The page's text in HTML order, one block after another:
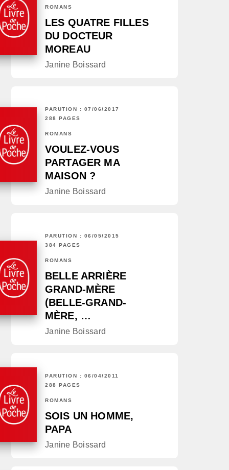
ROMANS
LES QUATRE FILLES
DU DOCTEUR
MOREAU
Janine Boissard
PARUTION : 07/06/2017
288 PAGES
ROMANS
VOULEZ-VOUS
PARTAGER MA
MAISON ?
Janine Boissard
PARUTION : 06/05/2015
384 PAGES
ROMANS
BELLE ARRIÈRE
GRAND-MÈRE
(BELLE-GRAND-
MÈRE, …
Janine Boissard
PARUTION : 06/04/2011
288 PAGES
ROMANS
SOIS UN HOMME,
PAPA
Janine Boissard